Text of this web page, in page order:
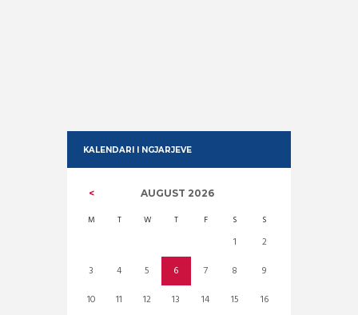
KALENDARI I NGJARJEVE
AUGUST 2026
M T W T F S S
1
2
3
4 5 6 7 8
9
10
11 12 13 14 15
16